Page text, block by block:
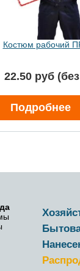
корзину
Костюм рабочий
22.50 руб
Подробнее